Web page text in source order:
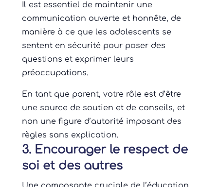
Il est essentiel de maintenir une
communication ouverte et honnête, de
manière à ce que les adolescents se
sentent en sécurité pour poser des
questions et exprimer leurs
préoccupations.
En tant que parent, votre rôle est d’être
une source de soutien et de conseils, et
non une figure d’autorité imposant des
règles sans explication.
3. Encourager le respect de
soi et des autres